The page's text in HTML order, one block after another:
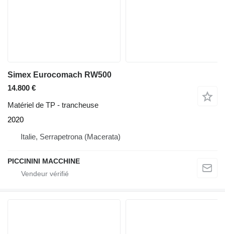
Simex Eurocomach RW500
14.800 €
Matériel de TP - trancheuse
2020
Italie, Serrapetrona (Macerata)
PICCININI MACCHINE